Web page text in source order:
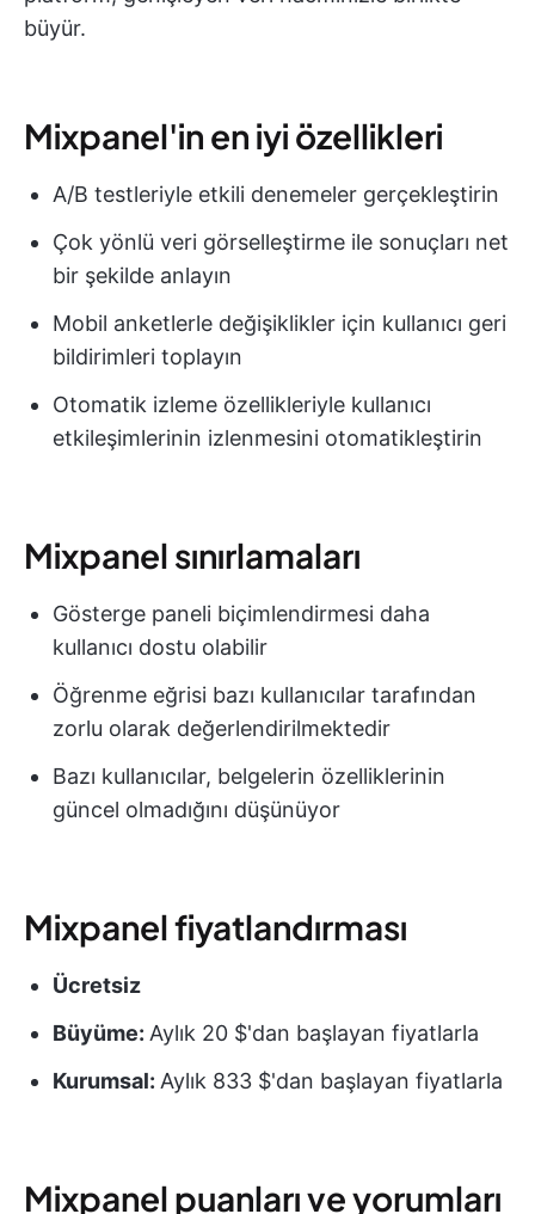
büyür.
Mixpanel'in en iyi özellikleri
A/B testleriyle etkili denemeler gerçekleştirin
Çok yönlü veri görselleştirme ile sonuçları net
bir şekilde anlayın
Mobil anketlerle değişiklikler için kullanıcı geri
bildirimleri toplayın
Otomatik izleme özellikleriyle kullanıcı
etkileşimlerinin izlenmesini otomatikleştirin
Mixpanel sınırlamaları
Gösterge paneli biçimlendirmesi daha
kullanıcı dostu olabilir
Öğrenme eğrisi bazı kullanıcılar tarafından
zorlu olarak değerlendirilmektedir
Bazı kullanıcılar, belgelerin özelliklerinin
güncel olmadığını düşünüyor
Mixpanel fiyatlandırması
Ücretsiz
Büyüme: Aylık 20 $'dan başlayan fiyatlarla
Kurumsal: Aylık 833 $'dan başlayan fiyatlarla
Mixpanel puanları ve yorumları